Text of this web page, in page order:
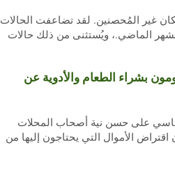
اليمنيين يُصارعون موجة ثالثة من كوفيد19 والتي تُهدد 99.06 ٪ من السكان غير المُحصنين. لقد تضاعفت الحالات
معدل الوفيات بأكثر من خمسة أضعاف (420 في المائة) في الشهر الماضي.، ويُستثنى من ذلك حالات
بشراء الطعام والأدوية عن
أساسي على حسن نية أصحاب المحلات
الأموال التي يحتاجون إليها من